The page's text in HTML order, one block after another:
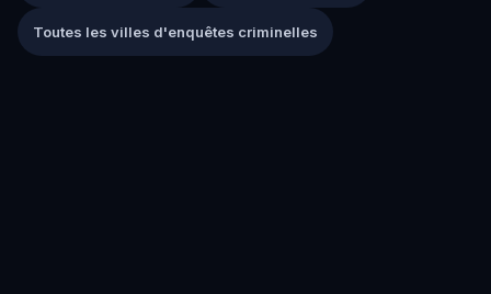
Toutes les villes d'enquêtes criminelles